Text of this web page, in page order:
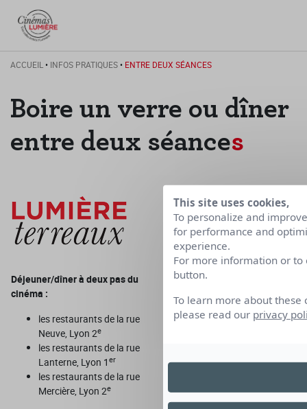
ACCUEIL • INFOS PRATIQUES• ENTRE DEUX SÉANCES
Boire un verre ou dîner
entre deux séances
Déjeuner/dîner à deux pas du
cinéma :
les restaurants de la rue
Neuve, Lyon 2e
les restaurants de la rue
Lanterne, Lyon 1 er
les restaurants de la rue
Mercière, Lyon 2e
This site uses cookies,
To personalize and
for performance and
experience.
For more information or to
button.
To learn more about these
please read our privacy